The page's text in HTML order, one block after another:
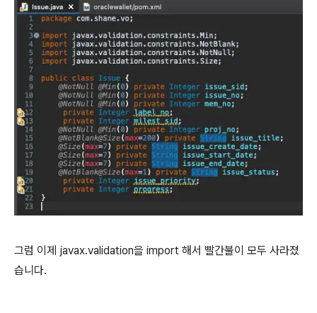
그럼 이제 javax.validation을 import 해서 빨간불이 모두 사라졌
습니다.